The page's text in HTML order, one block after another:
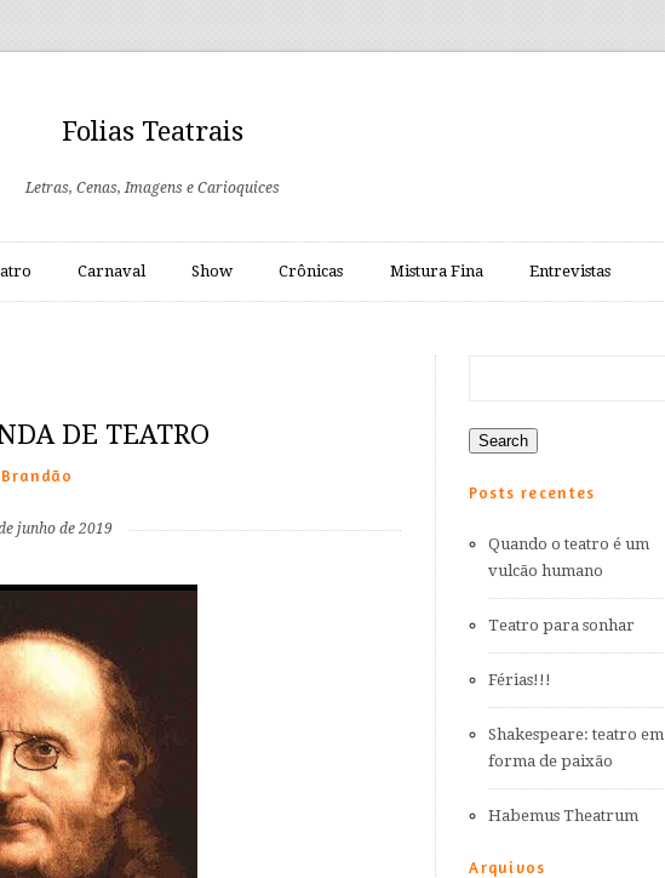
Folias Teatrais
Letras, Cenas, Imagens e Carioquices
Carnaval Show Crônicas Mistura Fina Entrevistas
DE TEATRO
junho de 2019
Posts recentes
Quando o teatro é um
vulcão humano
Teatro para sonhar
Férias!!!
Shakespeare: teatro em
forma de paixão
Habemus Theatrum
Arquivos